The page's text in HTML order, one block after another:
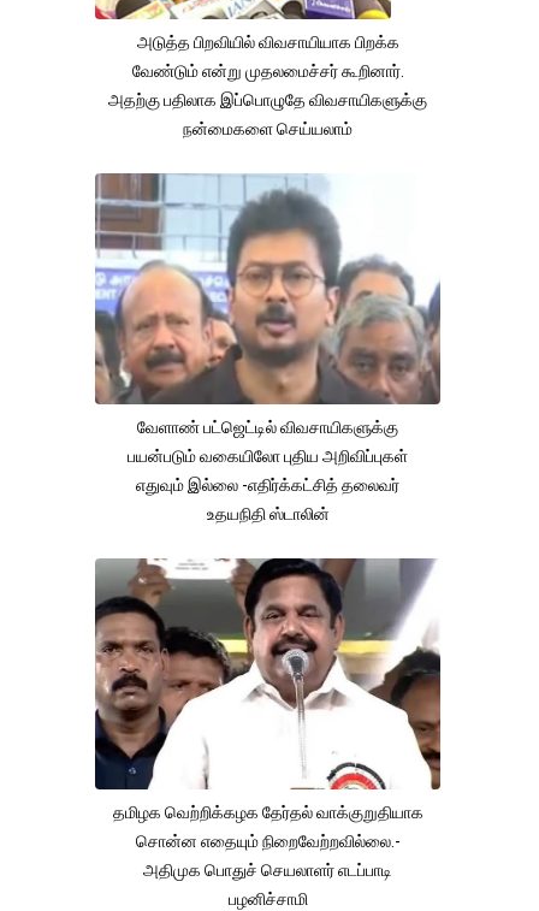
அடுத்த பிறவியில் விவசாயியாக பிறக்க
வேண்டும் என்று முதலமைச்சர் கூறினார்.
அதற்கு பதிலாக இப்பொழுதே விவசாயிகளுக்கு
நன்மைகளை செய்யலாம்
வேளாண் பட்ஜெட்டில் விவசாயிகளுக்கு
பயன்படும் வகையிலோ புதிய அறிவிப்புகள்
எதுவும் இல்லை -எதிர்க்கட்சித் தலைவர்
உதயநிதி ஸ்டாலின்
தமிழக வெற்றிக்கழக தேர்தல் வாக்குறுதியாக
சொன்ன எதையும் நிறைவேற்றவில்லை.-
அதிமுக பொதுச் செயலாளர் எடப்பாடி
பழனிச்சாமி